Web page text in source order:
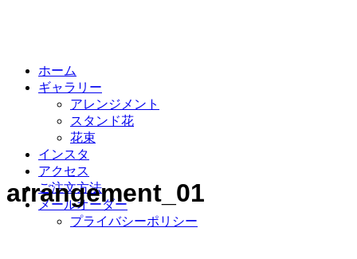
ホーム
ギャラリー
アレンジメント
スタンド花
花束
インスタ
アクセス
ご注文方法
メールオーダー
プライバシーポリシー
arrangement_01